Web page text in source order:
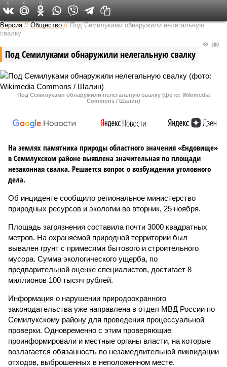
Версия в Воронеже
Версия //Общество //Под Семилуками обнаружили нелегальную
свалку
Под Семилуками обнаружили нелегальную свалку
300
Под Семилуками обнаружили нелегальную свалку (фото: Wikimedia
Commons / Шалин)
На землях памятника природы областного значения «Ендовище»
в Семилукском районе выявлена значительная по площади
незаконная свалка. Решается вопрос о возбуждении уголовного
дела.
Об инциденте сообщило региональное министерство
природных ресурсов и экологии во вторник, 25 ноября.
Площадь загрязнения составила почти 3000 квадратных
метров. На охраняемой природной территории был
вывален грунт с примесями бытового и строительного
мусора. Сумма экологического ущерба, по
предварительной оценке специалистов, достигает 8
миллионов 100 тысяч рублей.
Информация о нарушении природоохранного
законодательства уже направлена в отдел МВД России по
Семилукскому району для проведения процессуальной
проверки. Одновременно с этим проверяющие
проинформировали и местные органы власти, на которые
возлагается обязанность по незамедлительной ликвидации
отходов, выброшенных в неположенном месте.
0 0 0